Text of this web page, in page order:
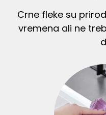
Crne fleke su
vremena ali ne